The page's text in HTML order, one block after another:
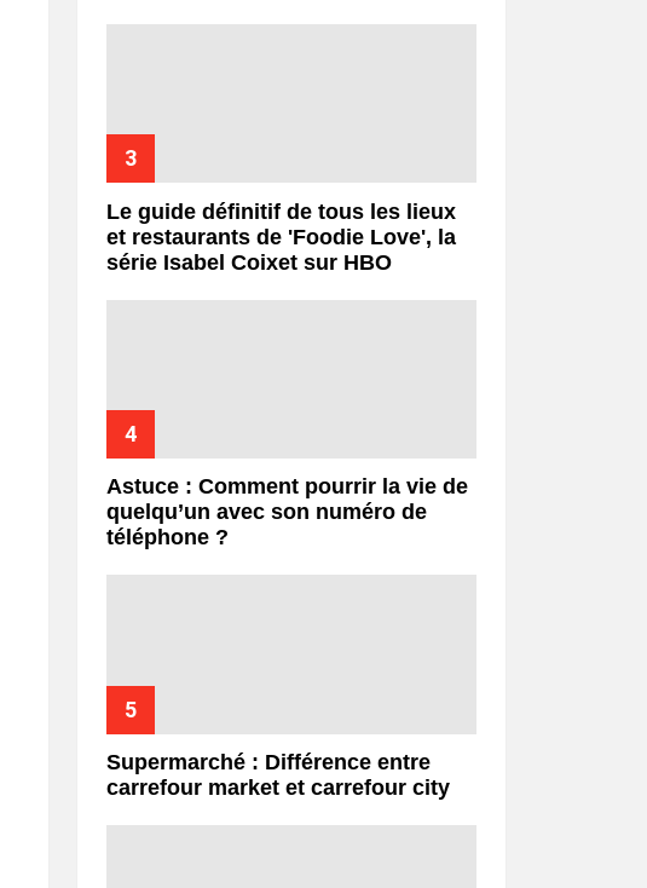
Le guide définitif de tous les lieux
et restaurants de 'Foodie Love', la
série Isabel Coixet sur HBO
Astuce : Comment pourrir la vie de
quelqu’un avec son numéro de
téléphone ?
Supermarché : Différence entre
carrefour market et carrefour city